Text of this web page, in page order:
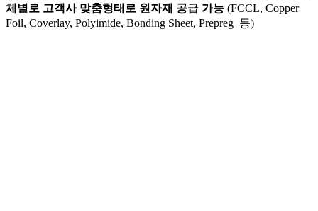
체별로 고객사 맞춤형태로 원자재 공급 가능(FCCL, Copper
Foil, Coverlay, Polyimide, Bonding Sheet, Prepreg 등)